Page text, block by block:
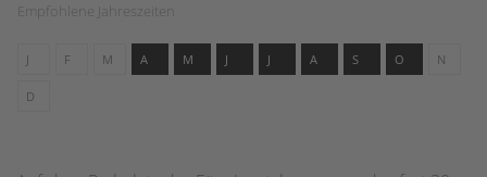
Empfohlene Jahreszeiten
J F M A M J J A S O N
D